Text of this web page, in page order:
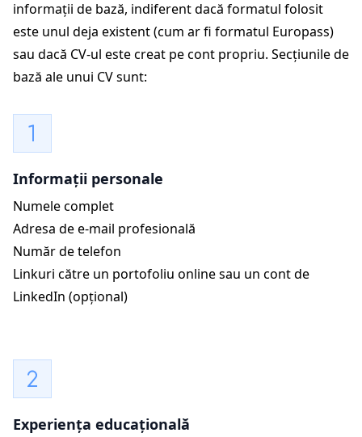
informații de bază, indiferent dacă formatul folosit
este unul deja existent (cum ar fi formatul Europass)
sau dacă CV-ul este creat pe cont propriu. Secțiunile de
bază ale unui CV sunt:
Informații personale
Numele complet
Adresa de e-mail profesională
Număr de telefon
Linkuri către un portofoliu online sau un cont de
LinkedIn (opțional)
Experiența educațională